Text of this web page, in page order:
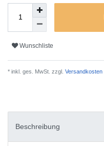
Wunschliste
* inkl. ges. MwSt. zzgl. Versandkosten
Beschreibung